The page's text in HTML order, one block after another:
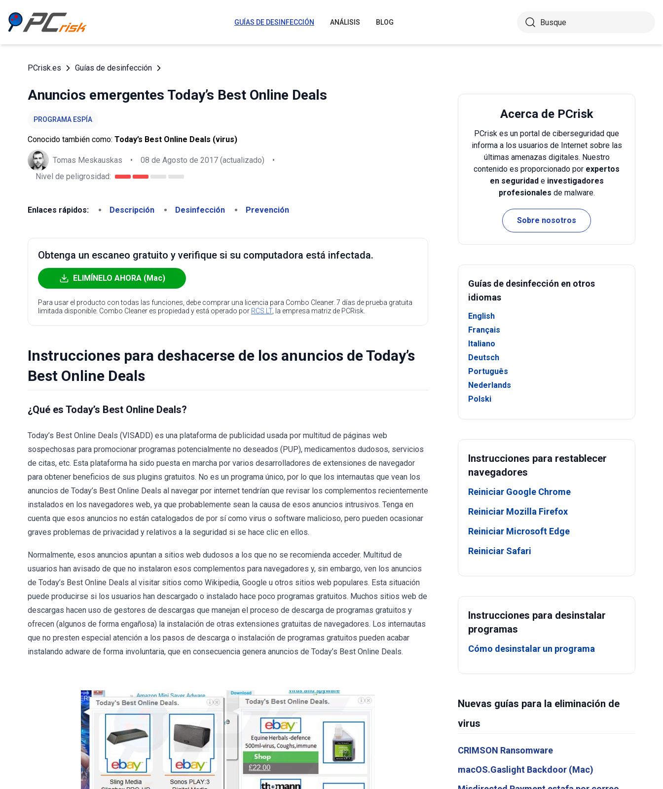
GUÍAS DE DESINFECCIÓN ANÁLISIS BLOG
PCrisk.es Guías de desinfección
Anuncios emergentes Today’s Best Online Deals
PROGRAMA ESPÍA
Conocido también como: Today’s Best Online Deals (virus)
Tomas Meskauskas • 08 de Agosto de 2017 (actualizado)
•
Nivel de peligrosidad:
Enlaces rápidos: Descripción Desinfección Prevención
Obtenga un escaneo gratuito y verifique si su computadora está infectada.
ELIMÍNELO AHORA (Mac)
Para usar el producto con todas las funciones, debe comprar una licencia para Combo Cleaner. 7 días de prueba gratuita
limitada disponible. Combo Cleaner es propiedad y está operado por RCS LT, la empresa matriz de PCRisk.
Instrucciones para deshacerse de los anuncios de Today’s
Best Online Deals
¿Qué es Today’s Best Online Deals?
Today’s Best Online Deals (VISADD) es una plataforma de publicidad usada por multitud de páginas web
sospechosas para promocionar programas potencialmente no deseados (PUP), medicamentos dudosos, servicios
de citas, etc. Esta plataforma ha sido puesta en marcha por varios desarrolladores de extensiones de navegador
para obtener beneficios de sus plugins gratuitos. No es un programa único, por lo que los internautas que vean los
anuncios de Today’s Best Online Deals al navegar por internet tendrían que revisar los complementos recientemente
instalados en los navegadores web, ya que probablemente sean la causa de esos anuncios intrusivos. Tenga en
cuenta que esos anuncios no están catalogados de por sí como virus o software malicioso, pero pueden ocasionar
graves problemas de privacidad y relativos a la seguridad si se hace clic en ellos.
Normalmente, esos anuncios apuntan a sitios web dudosos a los que no se recomienda acceder. Multitud de
usuarios han avisado de que no instalaron esos complementos para navegadores y, sin embargo, ven los anuncios
de Today’s Best Online Deals al visitar sitios como Wikipedia, Google u otros sitios web populares. Esta situación
puede producirse si los usuarios han descargado o instalado hace poco programas gratuitos. Muchos sitios web de
descargas hacen uso de gestores de descargas que manejan el proceso de descarga de programas gratuitos y
ofrecen (algunos de forma engañosa) la instalación de otras extensiones gratuitas de navegadores. Los internautas
que no presten especial atención a los pasos de descarga o instalación de programas gratuitos pueden acabar
instalando adware de forma involuntaria, que en consecuencia genera anuncios de Today’s Best Online Deals.
Acerca de PCrisk
PCrisk es un portal de ciberseguridad que
informa a los usuarios de Internet sobre las
últimas amenazas digitales. Nuestro
contenido es proporcionado por expertos
en seguridade investigadores
profesionales de malware.
Sobre nosotros
Guías de desinfección en otros
idiomas
English
Français
Italiano
Deutsch
Português
Nederlands
Polski
Instrucciones para restablecer
navegadores
Reiniciar Google Chrome
Reiniciar Mozilla Firefox
Reiniciar Microsoft Edge
Reiniciar Safari
Instrucciones para desinstalar
programas
Cómo desinstalar un programa
Nuevas guías para la eliminación de
virus
CRIMSON Ransomware
macOS.Gaslight Backdoor (Mac)